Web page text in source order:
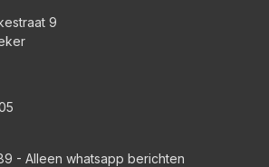
9
- Alleen whatsapp berichten